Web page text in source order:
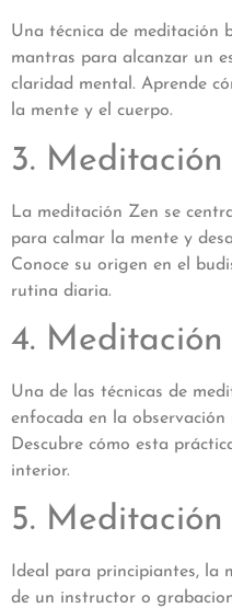
Una técnica de meditación
mantras para alcanzar un
claridad mental. Aprende
la mente y el cuerpo.
3.
La meditación Zen se
para calmar la mente y
Conoce su origen en el
rutina diaria.
4.
Una de las técnicas de
enfocada en la
Descubre cómo esta
interior.
5.
Ideal para principiantes, la
de un instructor o